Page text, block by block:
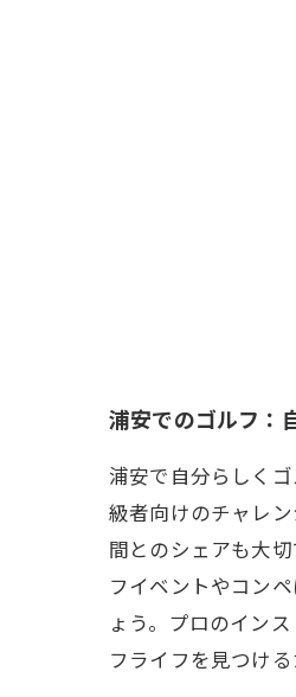
浦安でのゴルフ：
浦安で自分らしく
級者向けのチャレ
間とのシェアも大
フイベントやコン
ょう。プロのイン
フライフを見つけ